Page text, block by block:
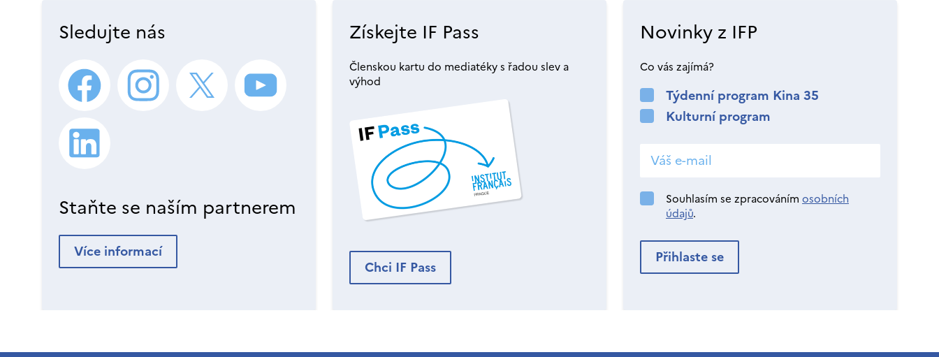
Sledujte nás
Staňte se naším partnerem
Více informací
Získejte IF Pass
Členskou kartu do mediatéky s řadou slev a
výhod
Chci IF Pass
Novinky z IFP
Co vás zajímá?
Týdenní program Kina 35
Kulturní program
Souhlasím se zpracováním osobních
údajů.